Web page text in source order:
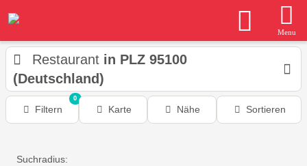
Menu
Restaurant in PLZ 95100
(Deutschland)
Filtern
0
Karte Nähe Sortieren
Suchradius: